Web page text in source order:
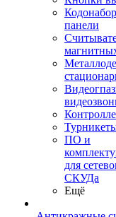
панели
ПО и
для
СКУДа
Ещё